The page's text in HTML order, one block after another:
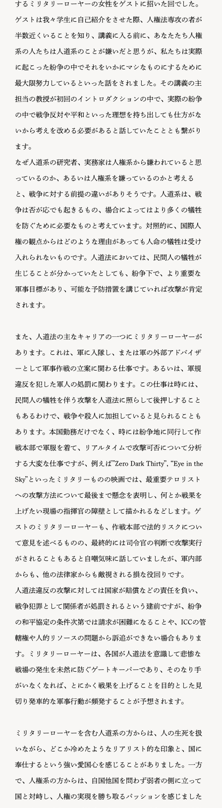
するミリタリーローヤーの女性をゲストに招いた回でした。
ゲストは我々学生に自己紹介をさせた際、人権法専攻の者が
半数近くいることを知り、講義に入る前に、あなたたち人権
系の人たちは人道系のことが嫌いだと思うが、私たちは実際
に起こった紛争の中でそれをいかにマシなものにするために
最大限努力しているといった話をされました。その講義の主
担当の教授が初回のイントロダクションの中で、実際の紛争
の中で戦争反対や平和といった理想を持ち出しても仕方がな
いから考えを改める必要があると話していたこととも繋がり
ます。
なぜ人道系の研究者、実務家は人権系から嫌われていると思
っているのか、あるいは人権系を嫌っているのかと考える
と、戦争に対する前提の違いがありそうです。人道系は、戦
争は否が応でも起きるもの、場合によってはより多くの犠牲
を防ぐために必要なものと考えています。対照的に、国際人
権の観点からはどのような理由があっても人命の犠牲は受け
入れられないものです。人道法においては、民間人の犠牲が
生じることが分かっていたとしても、紛争下で、より重要な
軍事目標があり、可能な予防措置を講じていれば攻撃が肯定
されます。
また、人道法の主なキャリアの一つにミリタリーローヤーが
あります。これは、軍に入隊し、または軍の外部アドバイザ
ーとして軍事作戦の立案に関わる仕事です。あるいは、軍規
違反を犯した軍人の処罰に関わります。この仕事は時には、
民間人の犠牲を伴う攻撃を人道法に照らして後押しすること
もあるわけで、戦争や殺人に加担していると見られることも
あります。本国勤務だけでなく、時には紛争地に同行して作
戦本部で軍服を着て、リアルタイムで攻撃可否について分析
する大変な仕事ですが、例えば”Zero Dark Thirty”, “Eye in the
Sky”といったミリタリーものの映画では、最重要テロリスト
への攻撃方法について最後まで懸念を表明し、何とか戦果を
上げたい現場の指揮官の障壁として描かれるなどします。ゲ
ストのミリタリーローヤーも、作戦本部で法的リスクについ
て意見を述べるものの、最終的には司令官の判断で攻撃実行
がされることもあると自嘲気味に話していましたが、軍内部
からも、他の法律家からも敵視される損な役回りです。
人道法違反の攻撃に対しては国家が賠償などの責任を負い、
戦争犯罪として関係者が処罰されるという建前ですが、紛争
の和平協定の条件次第では請求が困難になることや、ICCの管
轄権や人的リソースの問題から訴追ができない場合もありま
す。ミリタリーローヤーは、各国が人道法を意識して悲惨な
戦場の発生を未然に防ぐゲートキーパーであり、そのなり手
がいなくなれば、とにかく戦果を上げることを目的とした見
切り発車的な軍事行動が頻発することが予想されます。
ミリタリーローヤーを含む人道系の方からは、人の生死を扱
いながら、どこか冷めたようなリアリスト的な印象と、国に
奉仕するという強い愛国心を感じることがありました。一方
で、人権系の方からは、自国他国を問わず弱者の側に立って
国と対峙し、人権の実現を勝ち取るパッションを感じました